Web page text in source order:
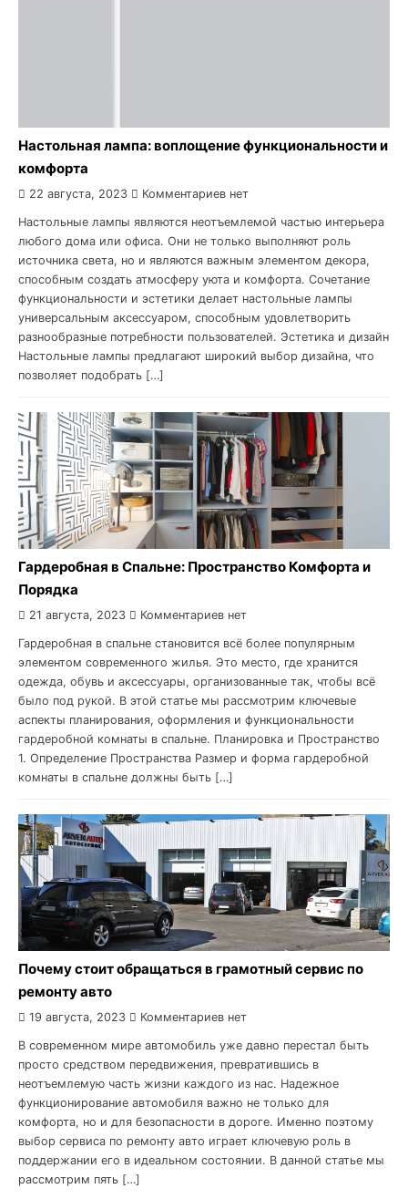
Настольная лампа: воплощение функциональности и
комфорта
22 августа, 2023 Комментариев нет
Настольные лампы являются неотъемлемой частью интерьера
любого дома или офиса. Они не только выполняют роль
источника света, но и являются важным элементом декора,
способным создать атмосферу уюта и комфорта. Сочетание
функциональности и эстетики делает настольные лампы
универсальным аксессуаром, способным удовлетворить
разнообразные потребности пользователей. Эстетика и дизайн
Настольные лампы предлагают широкий выбор дизайна, что
позволяет подобрать […]
Гардеробная в Спальне: Пространство Комфорта и
Порядка
21 августа, 2023 Комментариев нет
Гардеробная в спальне становится всё более популярным
элементом современного жилья. Это место, где хранится
одежда, обувь и аксессуары, организованные так, чтобы всё
было под рукой. В этой статье мы рассмотрим ключевые
аспекты планирования, оформления и функциональности
гардеробной комнаты в спальне. Планировка и Пространство
1. Определение Пространства Размер и форма гардеробной
комнаты в спальне должны быть […]
Почему стоит обращаться в грамотный сервис по
ремонту авто
19 августа, 2023 Комментариев нет
В современном мире автомобиль уже давно перестал быть
просто средством передвижения, превратившись в
неотъемлемую часть жизни каждого из нас. Надежное
функционирование автомобиля важно не только для
комфорта, но и для безопасности в дороге. Именно поэтому
выбор сервиса по ремонту авто играет ключевую роль в
поддержании его в идеальном состоянии. В данной статье мы
рассмотрим пять […]